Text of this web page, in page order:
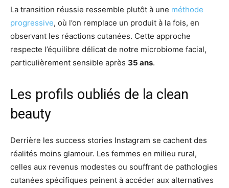
La transition réussie ressemble plutôt à une méthode
progressive, où l’on remplace un produit à la fois, en
observant les réactions cutanées. Cette approche
respecte l’équilibre délicat de notre microbiome facial,
particulièrement sensible après 35 ans.
Les profils oubliés de la clean
beauty
Derrière les success stories Instagram se cachent des
réalités moins glamour. Les femmes en milieu rural,
celles aux revenus modestes ou souffrant de pathologies
cutanées spécifiques peinent à accéder aux alternatives